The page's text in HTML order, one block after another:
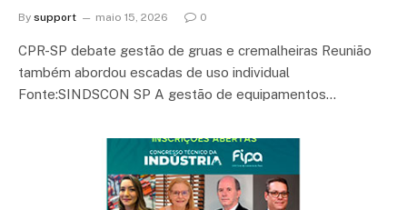
By support maio 15, 2026 0
CPR-SP debate gestão de gruas e cremalheiras Reunião
também abordou escadas de uso individual
Fonte:SINDSCON SP A gestão de equipamentos…